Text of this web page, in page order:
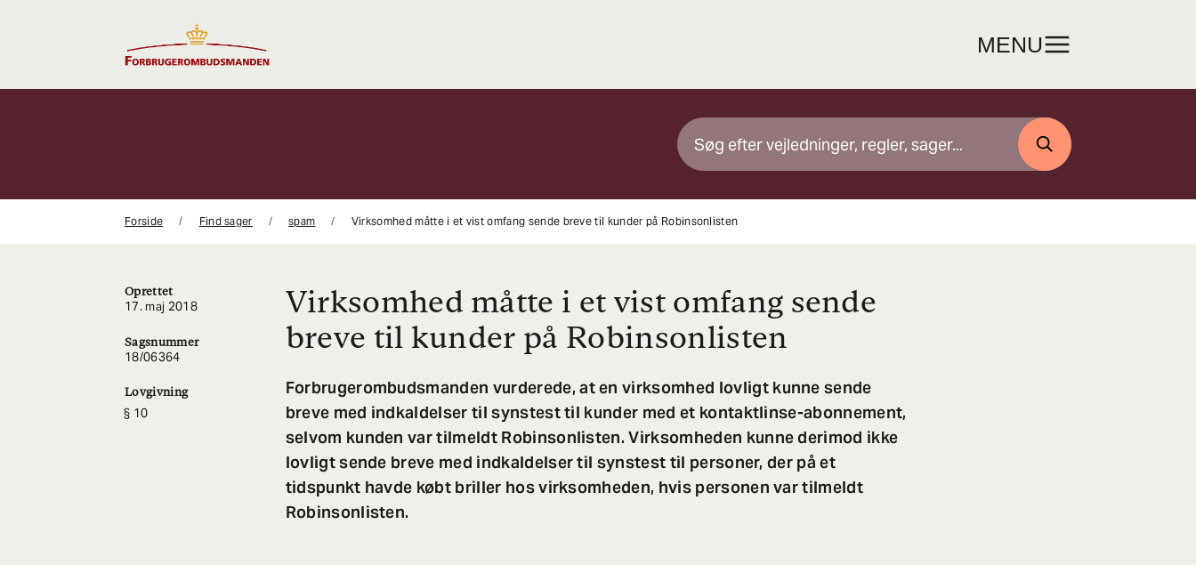
MENU
SØG
Forside Find sager spam Virksomhed måtte i et vist omfang sende breve til kunder på Robinsonlisten
Oprettet
17. maj 2018
Sagsnummer
18/06364
Lovgivning
10
Virksomhed måtte i et vist omfang sende
breve til kunder på Robinsonlisten
Forbrugerombudsmanden vurderede, at en virksomhed lovligt kunne sende
breve med indkaldelser til synstest til kunder med et kontaktlinse-abonnement,
selvom kunden var tilmeldt Robinsonlisten. Virksomheden kunne derimod ikke
lovligt sende breve med indkaldelser til synstest til personer, der på et
tidspunkt havde købt briller hos virksomheden, hvis personen var tilmeldt
Robinsonlisten.